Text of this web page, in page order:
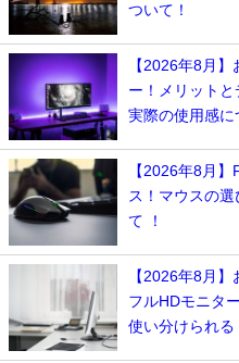
ついて！
【2026年8月
ー！メリット
実際の使用感に
【2026年8月
ス！マウスの
て ！
【2026年8月
フルHDモニタ
使い分けられる